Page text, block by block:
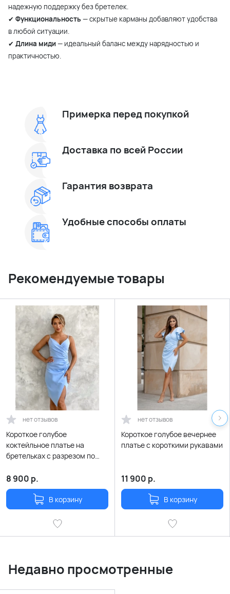
надежную поддержку без бретелек.
✔ Функциональность — скрытые карманы добавляют удобства
в любой ситуации.
✔ Длина миди— идеальный баланс между нарядностью и
практичностью.
Примерка перед покупкой
Доставка по всей России
Гарантия возврата
Удобные способы оплаты
Рекомендуемые товары
нет отзывов
Короткое голубое
коктейльное платье на
бретельках с разрезом по
8 900 р.
В корзину
нет отзывов
Короткое голубое вечернее
платье с короткими рукавами
11 900 р.
В корзину
Недавно просмотренные